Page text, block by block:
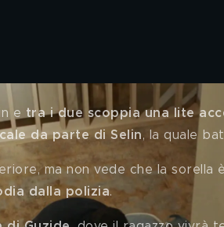
e tra i due scoppia una lite
da parte di Selin, la quale
ma non vede che la sorella
dalla polizia.